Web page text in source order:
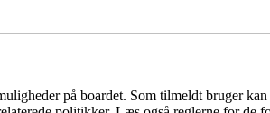
på boardet. Som tilmeldt bruger